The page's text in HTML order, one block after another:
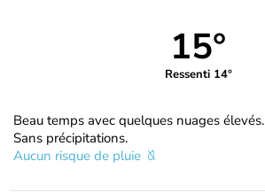
15°
Ressenti 14°
Beau temps avec quelques nuages élevés.
Sans précipitations.
Aucun risque de pluie